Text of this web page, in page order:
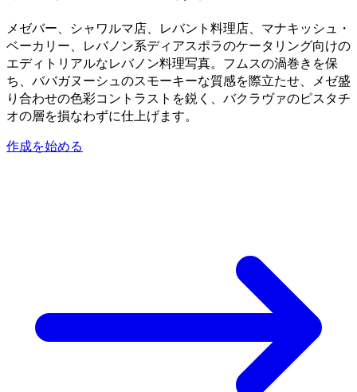
メゼバー、シャワルマ店、レバント料理店、マナキッシュ・
ベーカリー、レバノン系ディアスポラのケータリング向けの
エディトリアルなレバノン料理写真。フムスの渦巻きを保
ち、ババガヌーシュのスモーキーな質感を際立たせ、メゼ盛
り合わせの色彩コントラストを鋭く、バクラヴァのピスタチ
オの層を損なわずに仕上げます。
作成を始める